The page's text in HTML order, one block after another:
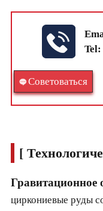
Tel:
Cоветоваться
[
Гравитационное
циркониевые руды